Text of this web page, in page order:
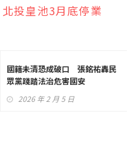
投皇池3月底停業
國籍未清恐成破口 張銘祐轟民
眾黨踐踏法治危害國安
2026 年 2 月 5 日